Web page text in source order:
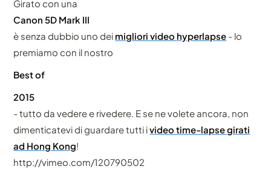
Girato con una
Canon 5D Mark III
è senza dubbio uno dei migliori video hyperlapse - lo
premiamo con il nostro
Best of
2015
- tutto da vedere e rivedere. E se ne volete ancora, non
dimenticatevi di guardare tutti ivideo time-lapse girati
ad Hong Kong!
http://vimeo.com/120790502